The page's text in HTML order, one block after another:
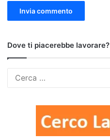
Dove ti piacerebbe lavorare?